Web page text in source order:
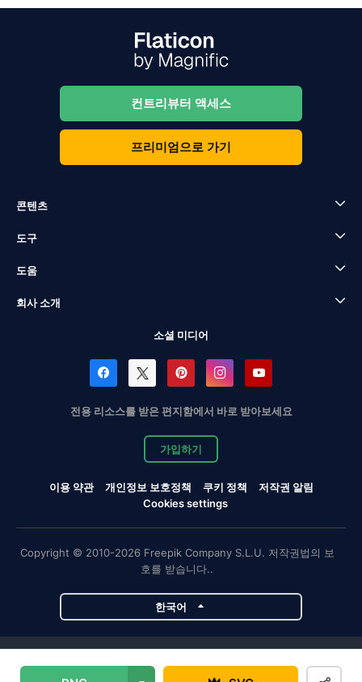
컨트리뷰터 액세스
프리미엄으로 가기
콘텐츠
도구
도움
회사 소개
소셜 미디어
전용 리소스를 받은 편지함에서 바로 받아보세요
가입하기
이용 약관 개인정보 보호정책 쿠키 정책
저작권 알림
Cookies settings
Copyright © 2010-2026 Freepik Company S.L.U. 저작권법의 보
호를 받습니다..
한국어